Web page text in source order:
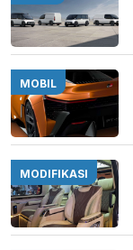
MOBIL
MODIFIKASI